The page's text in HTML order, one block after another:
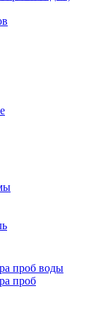
проб воды
проб